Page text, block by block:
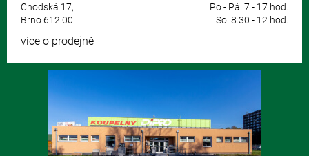
Chodská 17,
Brno 612 00
Po - Pá: 7 - 17 hod.
So: 8:30 - 12 hod.
více o prodejně